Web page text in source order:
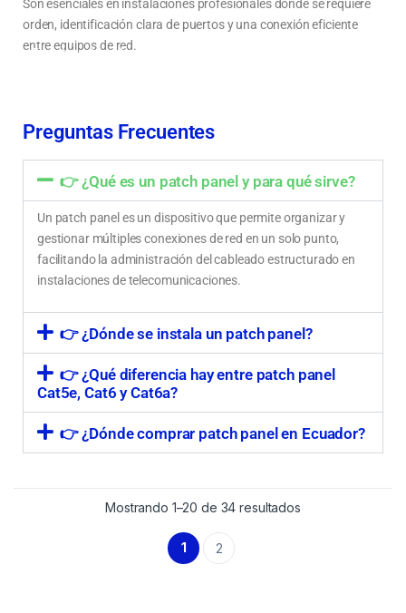
Son esenciales en instalaciones profesionales donde se requiere
orden, identificación clara de puertos y una conexión eficiente
entre equipos de red.
Tipos de patch panel para redes: Cat5e, Cat6 y Cat6a
Preguntas Frecuentes
👉 ¿Qué es un patch panel y para qué sirve?
Un patch panel es un dispositivo que permite organizar y
gestionar múltiples conexiones de red en un solo punto,
facilitando la administración del cableado estructurado en
instalaciones de telecomunicaciones.
👉 ¿Dónde se instala un patch panel?
👉 ¿Qué diferencia hay entre patch panel
Cat5e, Cat6 y Cat6a?
👉 ¿Dónde comprar patch panel en Ecuador?
Mostrando 1–20 de 34 resultados
1 2